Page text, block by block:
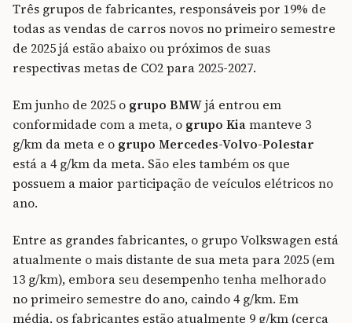
Três grupos de fabricantes, responsáveis ​​por 19% de
todas as vendas de carros novos no primeiro semestre
de 2025 já estão abaixo ou próximos de suas
respectivas metas de CO2 para 2025-2027.
Em junho de 2025 o grupo BMWjá entrou em
conformidade com a meta, o grupo Kiamanteve 3
g/km da meta e o grupo Mercedes-Volvo-Polestar
está a 4 g/km da meta. São eles também os que
possuem a maior participação de veículos elétricos no
ano.
Entre as grandes fabricantes, o grupo Volkswagen está
atualmente o mais distante de sua meta para 2025 (em
13 g/km), embora seu desempenho tenha melhorado
no primeiro semestre do ano, caindo 4 g/km. Em
média, os fabricantes estão atualmente 9 g/km (cerca